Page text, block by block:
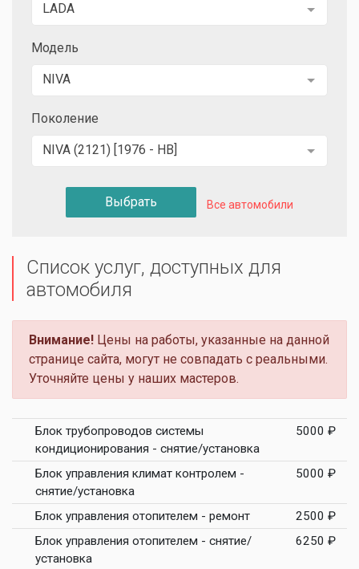
LADA
Модель
NIVA
Поколение
NIVA (2121) [1976 - НВ]
Выбрать Все автомобили
Список услуг, доступных для
автомобиля
Внимание! Цены на работы, указанные на данной
странице сайта, могут не совпадать с реальными.
Уточняйте цены у наших мастеров.
Блок трубопроводов системы
кондиционирования - снятие/установка
5000 ₽
Блок управления климат контролем -
снятие/установка
5000 ₽
Блок управления отопителем - ремонт
2500 ₽
Блок управления отопителем - снятие/
установка
6250 ₽